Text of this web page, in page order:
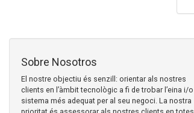
Sobre Nosotros
El nostre objectiu és senzill: orientar als nostres
clients en l’àmbit tecnològic a fi de trobar l’eina i/o
sistema més adequat per al seu negoci. La nostra